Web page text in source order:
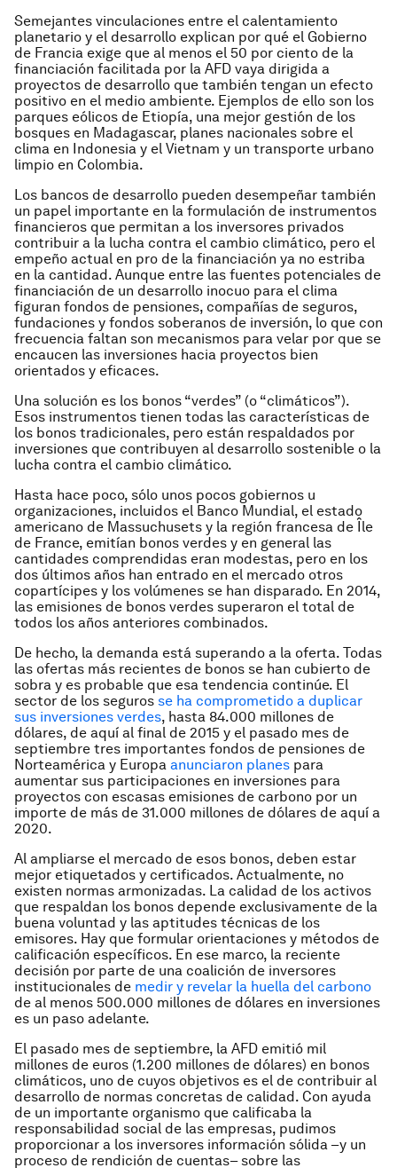
Semejantes vinculaciones entre el calentamiento
planetario y el desarrollo explican por qué el Gobierno
de Francia exige que al menos el 50 por ciento de la
financiación facilitada por la AFD vaya dirigida a
proyectos de desarrollo que también tengan un efecto
positivo en el medio ambiente. Ejemplos de ello son los
parques eólicos de Etiopía, una mejor gestión de los
bosques en Madagascar, planes nacionales sobre el
clima en Indonesia y el Vietnam y un transporte urbano
limpio en Colombia.
Los bancos de desarrollo pueden desempeñar también
un papel importante en la formulación de instrumentos
financieros que permitan a los inversores privados
contribuir a la lucha contra el cambio climático, pero el
empeño actual en pro de la financiación ya no estriba
en la cantidad. Aunque entre las fuentes potenciales de
financiación de un desarrollo inocuo para el clima
figuran fondos de pensiones, compañías de seguros,
fundaciones y fondos soberanos de inversión, lo que con
frecuencia faltan son mecanismos para velar por que se
encaucen las inversiones hacia proyectos bien
orientados y eficaces.
Una solución es los bonos “verdes” (o “climáticos”).
Esos instrumentos tienen todas las características de
los bonos tradicionales, pero están respaldados por
inversiones que contribuyen al desarrollo sostenible o la
lucha contra el cambio climático.
Hasta hace poco, sólo unos pocos gobiernos u
organizaciones, incluidos el Banco Mundial, el estado
americano de Massuchusets y la región francesa de Île
de France, emitían bonos verdes y en general las
cantidades comprendidas eran modestas, pero en los
dos últimos años han entrado en el mercado otros
copartícipes y los volúmenes se han disparado. En 2014,
las emisiones de bonos verdes superaron el total de
todos los años anteriores combinados.
De hecho, la demanda está superando a la oferta. Todas
las ofertas más recientes de bonos se han cubierto de
sobra y es probable que esa tendencia continúe. El
sector de los seguros se ha comprometido a duplicar
sus inversiones verdes, hasta 84.000 millones de
dólares, de aquí al final de 2015 y el pasado mes de
septiembre tres importantes fondos de pensiones de
Norteamérica y Europa anunciaron planes para
aumentar sus participaciones en inversiones para
proyectos con escasas emisiones de carbono por un
importe de más de 31.000 millones de dólares de aquí a
2020.
Al ampliarse el mercado de esos bonos, deben estar
mejor etiquetados y certificados. Actualmente, no
existen normas armonizadas. La calidad de los activos
que respaldan los bonos depende exclusivamente de la
buena voluntad y las aptitudes técnicas de los
emisores. Hay que formular orientaciones y métodos de
calificación específicos. En ese marco, la reciente
decisión por parte de una coalición de inversores
institucionales de medir y revelar la huella del carbono
de al menos 500.000 millones de dólares en inversiones
es un paso adelante.
El pasado mes de septiembre, la AFD emitió mil
millones de euros (1.200 millones de dólares) en bonos
climáticos, uno de cuyos objetivos es el de contribuir al
desarrollo de normas concretas de calidad. Con ayuda
de un importante organismo que calificaba la
responsabilidad social de las empresas, pudimos
proporcionar a los inversores información sólida –y un
proceso de rendición de cuentas– sobre las